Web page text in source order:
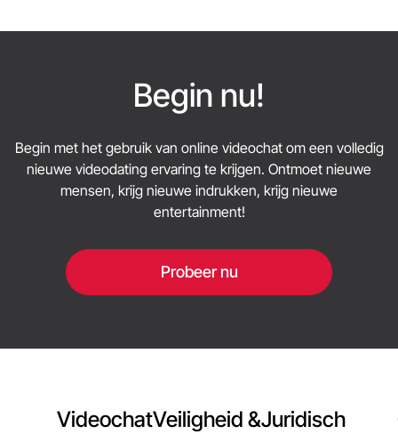
gratis tools om te beginnen chatten en een
zeer gevoelige gegevens - het verzamelt
voornamelijk informatie die het matchingsysteem
chatpartners. Voor veiligere communicatie, vermijd
het delen van privégegevens, gebruik de
blokkeer- en rapporteeropties en beëindig elke
chat die ongemakkelijk aanvoelt.
Begin nu!
Begin met het gebruik van online videochat om een volledig
nieuwe videodating ervaring te krijgen. Ontmoet nieuwe
mensen, krijg nieuwe indrukken, krijg nieuwe
entertainment!
Probeer nu
VideochatVeiligheid &Juridisch